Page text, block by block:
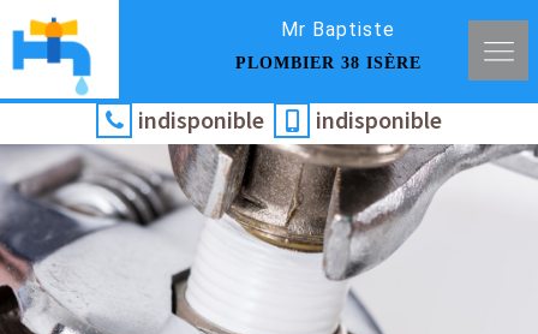
Mr Baptiste
PLOMBIER 38 ISÈRE
indisponible indisponible